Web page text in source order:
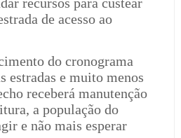
de acesso ao
do cronograma
estradas e muito menos
receberá manutenção
a população do
e não mais esperar